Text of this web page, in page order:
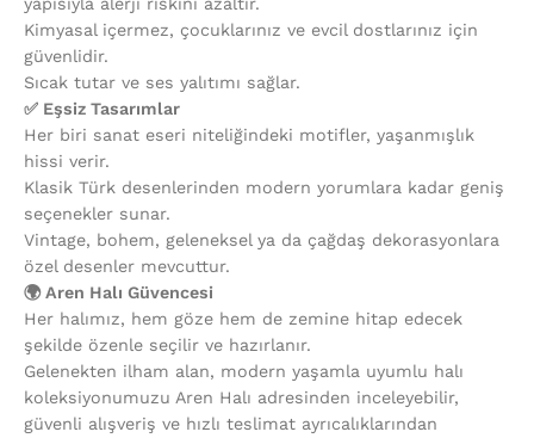
Kimyasal içermez, çocuklarınız ve evcil dostlarınız için
güvenlidir.
Sıcak tutar ve ses yalıtımı sağlar.
✅ Eşsiz Tasarımlar
Her biri sanat eseri niteliğindeki motifler, yaşanmışlık
hissi verir.
Klasik Türk desenlerinden modern yorumlara kadar geniş
seçenekler sunar.
Vintage, bohem, geleneksel ya da çağdaş dekorasyonlara
özel desenler mevcuttur.
🌍 Aren Halı Güvencesi
Her halımız, hem göze hem de zemine hitap edecek
şekilde özenle seçilir ve hazırlanır.
Gelenekten ilham alan, modern yaşamla uyumlu halı
koleksiyonumuzu Aren Halı adresinden inceleyebilir,
güvenli alışveriş ve hızlı teslimat ayrıcalıklarından